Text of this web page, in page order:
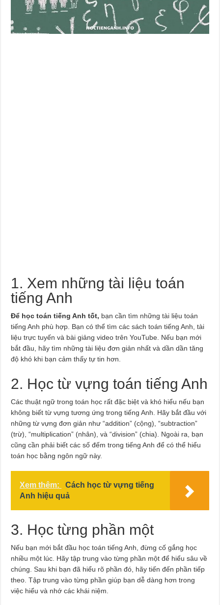
1. Xem những tài liệu toán
tiếng Anh
Để học toán tiếng Anh tốt, bạn cần tìm những tài liệu toán
tiếng Anh phù hợp. Bạn có thể tìm các sách toán tiếng Anh, tài
liệu trực tuyến và bài giảng video trên YouTube. Nếu bạn mới
bắt đầu, hãy tìm những tài liệu đơn giản nhất và dần dần tăng
độ khó khi bạn cảm thấy tự tin hơn.
2. Học từ vựng toán tiếng Anh
Các thuật ngữ trong toán học rất đặc biệt và khó hiểu nếu bạn
không biết từ vựng tương ứng trong tiếng Anh. Hãy bắt đầu với
những từ vựng đơn giản như “addition” (cộng), “subtraction”
(trừ), “multiplication” (nhân), và “division” (chia). Ngoài ra, bạn
cũng cần phải biết các số đếm trong tiếng Anh để có thể hiểu
toán học bằng ngôn ngữ này.
Xem thêm:
Cách học từ vựng tiếng
Anh hiệu quả
3. Học từng phần một
Nếu bạn mới bắt đầu học toán tiếng Anh, đừng cố gắng học
nhiều một lúc. Hãy tập trung vào từng phần một để hiểu sâu về
chúng. Sau khi bạn đã hiểu rõ phần đó, hãy tiến đến phần tiếp
theo. Tập trung vào từng phần giúp bạn dễ dàng hơn trong
việc hiểu và nhớ các khái niệm.